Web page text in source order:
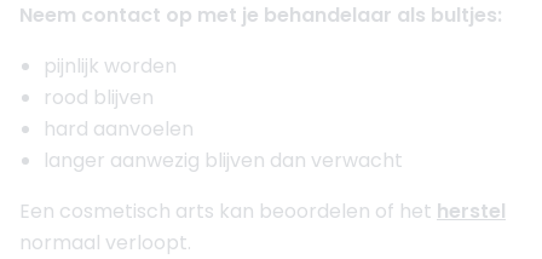
Neem contact op met je behandelaar als bultjes:
pijnlijk worden
rood blijven
hard aanvoelen
langer aanwezig blijven dan verwacht
Een cosmetisch arts kan beoordelen of het herstel
normaal verloopt.